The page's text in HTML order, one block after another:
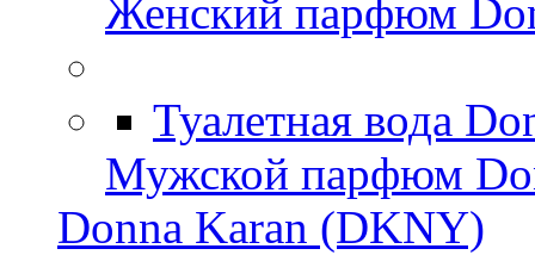
Женский парфюм
Туалетная вода
Мужской парфюм
Donna Karan (DKNY)